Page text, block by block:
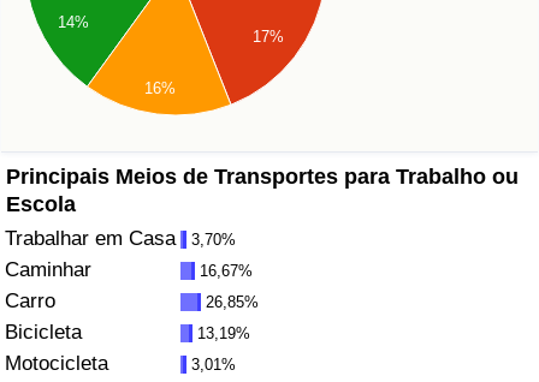
17%
14%
16%
Principais Meios de Transportes para Trabalho ou
Escola
Trabalhar em Casa 3,70%
Caminhar 16,67%
Carro 26,85%
Bicicleta 13,19%
Motocicleta 3,01%
Poluição
Indicador de Poluição (Atual)
Índice de poluição
Trânsito
Indicador de Trânsito